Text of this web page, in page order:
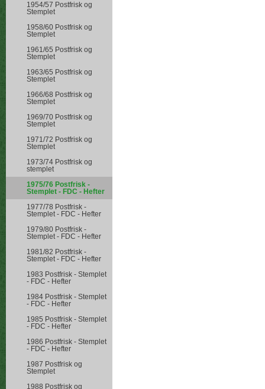
1954/57 Postfrisk og
Stemplet
1958/60 Postfrisk og
Stemplet
1961/65 Postfrisk og
Stemplet
1963/65 Postfrisk og
Stemplet
1966/68 Postfrisk og
Stemplet
1969/70 Postfrisk og
Stemplet
1971/72 Postfrisk og
Stemplet
1973/74 Postfrisk og
stemplet
1975/76 Postfrisk -
Stemplet - FDC - Hefter
1977/78 Postfrisk -
Stemplet - FDC - Hefter
1979/80 Postfrisk -
Stemplet - FDC - Hefter
1981/82 Postfrisk -
Stemplet - FDC - Hefter
1983 Postfrisk - Stemplet
- FDC - Hefter
1984 Postfrisk - Stemplet
- FDC - Hefter
1985 Postfrisk - Stemplet
- FDC - Hefter
1986 Postfrisk - Stemplet
- FDC - Hefter
1987 Postfrisk og
Stemplet
1988 Postfrisk og